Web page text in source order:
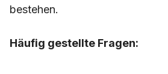
bestehen.
Häufig gestellte Fragen: